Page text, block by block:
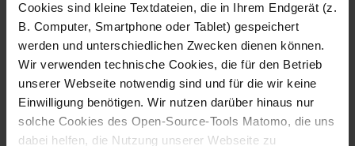
Cookies sind kleine Textdateien, die in Ihrem Endgerät (z.
B. Computer, Smartphone oder Tablet) gespeichert
werden und unterschiedlichen Zwecken dienen können.
Wir verwenden technische Cookies, die für den Betrieb
unserer Webseite notwendig sind und für die wir keine
Einwilligung benötigen. Wir nutzen darüber hinaus nur
solche Cookies des Open-Source-Tools Matomo, die uns
dabei helfen, die Nutzung unserer Webseite zu
Fotografo: Lorenz
Sternbach
Download
Fotografo: Lorenz
Sternbach
Download